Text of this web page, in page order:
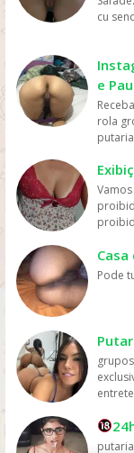
mais
nos
filmes
online
fácil,
pelas
cu
e
rola
Pode
putaria